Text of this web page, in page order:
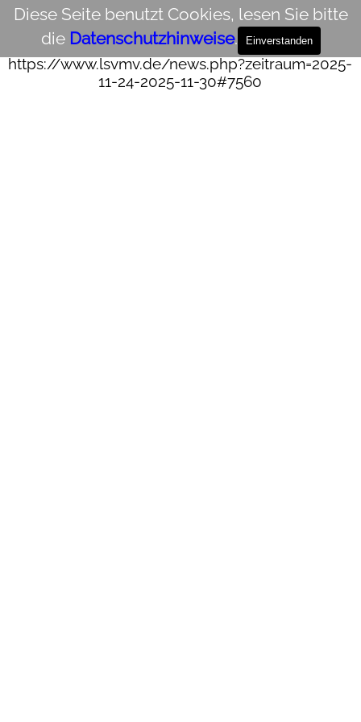
Diese Seite benutzt Cookies, lesen Sie bitte
die Datenschutzhinweise. Einverstanden
Direkt zum Seiteninhalt
Zum Verlinken auf diesenNEWS-Beitragbitte
diesen Link verwenden:
https://www.lsvmv.de/news.php?zeitraum=2025-
11-24-2025-11-30#7560